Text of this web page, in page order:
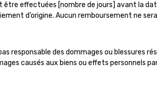
être effectuées [nombre de jours] avant la
d’origine. Aucun remboursement ne
responsable des dommages ou blessures
causés aux biens ou effets personnels